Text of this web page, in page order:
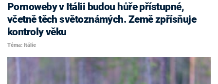
Pornoweby v Itálii budou hůře přístupné,
včetně těch světoznámých. Země zpřísňuje
kontroly věku
Téma: Itálie